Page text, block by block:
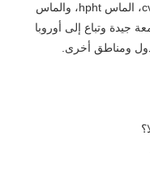
ومناطق أخرى.